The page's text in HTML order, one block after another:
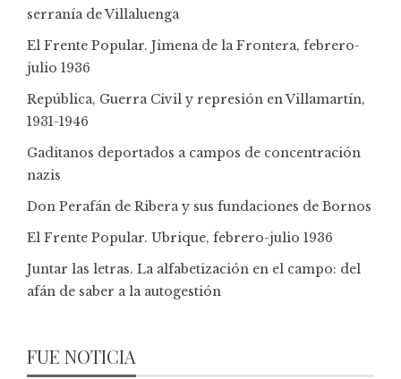
serranía de Villaluenga
El Frente Popular. Jimena de la Frontera, febrero-
julio 1936
República, Guerra Civil y represión en Villamartín,
1931-1946
Gaditanos deportados a campos de concentración
nazis
Don Perafán de Ribera y sus fundaciones de Bornos
El Frente Popular. Ubrique, febrero-julio 1936
Juntar las letras. La alfabetización en el campo: del
afán de saber a la autogestión
FUE NOTICIA